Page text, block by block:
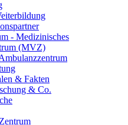
- Medizinisches
(MVZ)
& Fakten
& Co.